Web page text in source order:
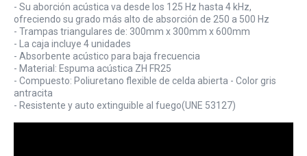
- Su aborción acústica va desde los 125 Hz hasta 4 kHz,
ofreciendo su grado más alto de absorción de 250 a 500 Hz
- Trampas triangulares de: 300mm x 300mm x 600mm
- La caja incluye 4 unidades
- Absorbente acústico para baja frecuencia
- Material: Espuma acústica ZH FR25
- Compuesto: Poliuretano flexible de celda abierta - Color gris
antracita
- Resistente y auto extinguible al fuego(UNE 53127)